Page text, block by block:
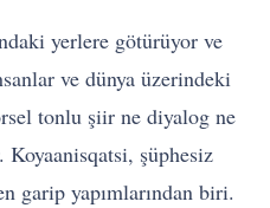
yerlere götürüyor ve
ve dünya üzerindeki
tonlu şiir ne diyalog ne
şüphesiz
garip yapımlarından biri.